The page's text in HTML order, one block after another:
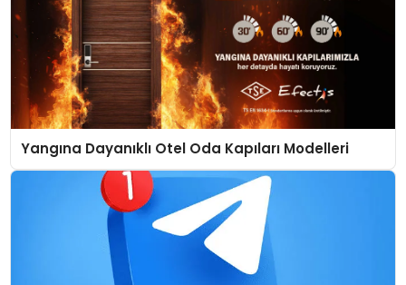
Yangına Dayanıklı Otel Oda Kapıları Modelleri